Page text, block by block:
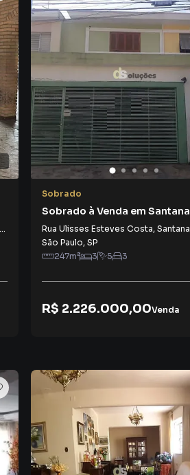
Sobrado
Sobrado à Venda em Santana
Rua Ulisses Esteves Costa, Santana
São Paulo, SP
247m² 3 5 3
R$ 2.226.000,00Venda